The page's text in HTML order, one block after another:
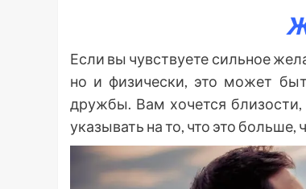
Если вы чувствуете сильное
но и физически, это может
дружбы. Вам хочется
указывать на то, что это